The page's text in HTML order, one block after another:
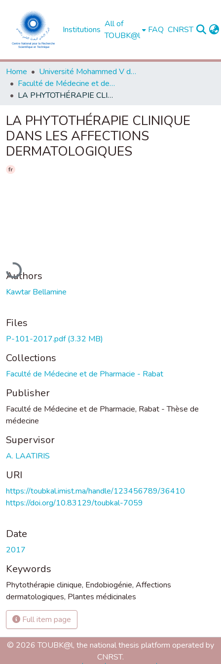
Institutions
All of
TOUBK@l
FAQ CNRST
Home
Université Mohammed V de Rabat
Faculté de Médecine et de Pharmacie - Rabat
LA PHYTOTHÉRAPIE CLINIQUE DANS LES AFFECTIONS DERMATOLOGIQUES
LA PHYTOTHÉRAPIE CLINIQUE
DANS LES AFFECTIONS
DERMATOLOGIQUES
fr
Loading...
Authors
Kawtar Bellamine
Files
P-101-2017.pdf(3.32 MB)
Collections
Faculté de Médecine et de Pharmacie - Rabat
Publisher
Faculté de Médecine et de Pharmacie, Rabat - Thèse de
médecine
Supervisor
A. LAATIRIS
URI
https://toubkal.imist.ma/handle/123456789/36410
https://doi.org/10.83129/toubkal-7059
Date
2017
Keywords
Phytothérapie clinique, Endobiogénie, Affections
dermatologiques, Plantes médicinales
Full item page
© 2026 TOUBK@l, the national thesis platform operated by
CNRST.